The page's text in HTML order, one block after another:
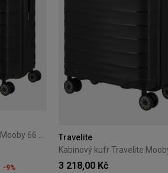
Střední kufr Travelite Mooby 66 cm – černý
-9%
Travelite
3 218,00 Kč